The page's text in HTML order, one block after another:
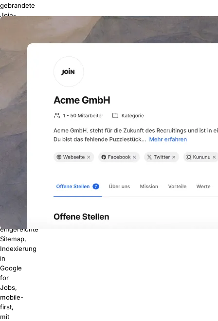
gebrandete
Join-
einbettbares
Widget
eingereichte
Sitemap,
Indexierung
in
Google
for
Jobs,
mobile-
first,
mit